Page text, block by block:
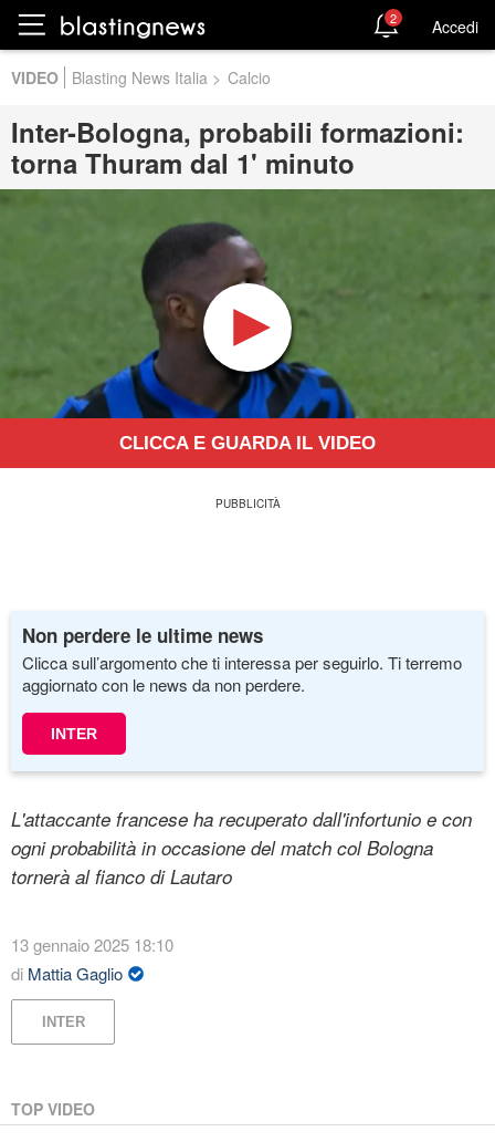
VIDEO Blasting News Italia > Calcio
Inter-Bologna, probabili formazioni:
torna Thuram dal 1' minuto
CLICCA E GUARDA IL VIDEO
Non perdere le ultime news
Clicca sull’argomento che ti interessa per seguirlo. Ti terremo
aggiornato con le news da non perdere.
INTER
L'attaccante francese ha recuperato dall'infortunio e con
ogni probabilità in occasione del match col Bologna
tornerà al fianco di Lautaro
13 gennaio 2025 18:10
di Mattia Gaglio
INTER
TOP VIDEO
2 Accedi